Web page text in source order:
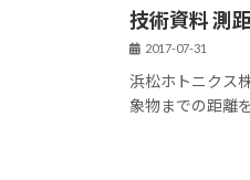
技術資料 測
2017-07-31
浜松ホトニクス
象物までの距離